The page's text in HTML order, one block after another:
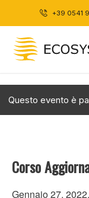
+39 0541
Questo evento è
Corso
Gennaio 27,